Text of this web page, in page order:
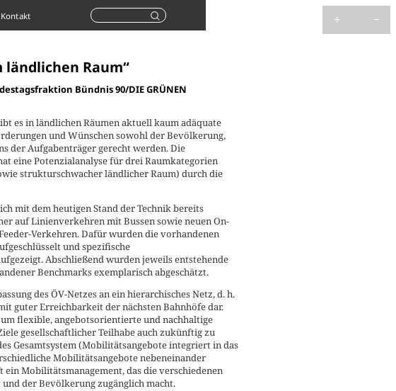
Suchen
Kontakt
Raum“
Bündnis 90/DIE GRÜNEN
es in ländlichen Räumen aktuell kaum adäquate
und Wünschen sowohl der Bevölkerung,
der Aufgabenträger gerecht werden. Die
eine Potenzialanalyse für drei Raumkategorien
strukturschwacher ländlicher Raum) durch die
mit dem heutigen Stand der Technik bereits
auf Linienverkehren mit Bussen sowie neuen On-
Verkehren. Dafür wurden die vorhandenen
und spezifische
Abschließend wurden jeweils entstehende
Benchmarks exemplarisch abgeschätzt.
des ÖV-Netzes an ein hierarchisches Netz, d. h.
guter Erreichbarkeit der nächsten Bahnhöfe dar.
flexible, angebotsorientierte und nachhaltige
gesellschaftlicher Teilhabe auch zukünftig zu
Gesamtsystem (Mobilitätsangebote integriert in das
Mobilitätsangebote nebeneinander
Mobilitätsmanagement, das die verschiedenen
der Bevölkerung zugänglich macht.